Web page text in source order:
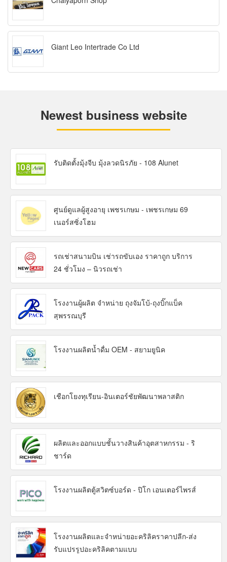
Giant Leo Intertrade Co Ltd
Newest business website
รับติดตั้งมุ้งจีบ มุ้งลวดนิรภัย - 108 Alunet
ศูนย์ดูแลผู้สูงอายุ เพชรเกษม - เพชรเกษม 69
เนอร์สซิ่งโฮม
รถเช่าสนามบิน เช่ารถขับเอง ราคาถูก บริการ
24 ชั่วโมง – นิวรถเช่า
โรงงานผู้ผลิต จำหน่าย ถุงจัมโบ้-ถุงบิ๊กแบ็ค
สุพรรณบุรี
โรงงานผลิตน้ำดื่ม OEM - สยามยูนิค
เชือกโยงทุเรียน-อินเตอร์ชัยพัฒนาพลาสติก
ผลิตและออกแบบชั้นวางสินค้าอุตสาหกรรม - ริ
ชาร์ด
โรงงานผลิตตู้สวิตซ์บอร์ด - ปิโก เอนเตอร์ไพรส์
โรงงานผลิตและจำหน่ายอะคริลิคราคาปลีก-ส่ง
รับแปรรูปอะคริลิคตามแบบ